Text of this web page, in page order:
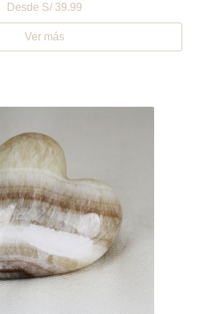
Desde S/ 39.99
Ver más